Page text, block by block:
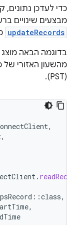
כדי לעדכן
מבצעים שינויים
updateRecords
בדוגמה הבאה מוצג
מהשעון האזורי של
(PST).
,
,
.
::class,
,